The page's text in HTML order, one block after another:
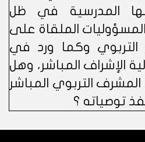
المدرسية في ظل
الملقاة على
التربوي وكما ورد في
الإشراف المباشر، وهل
التربوي المباشر
توصياته ؟